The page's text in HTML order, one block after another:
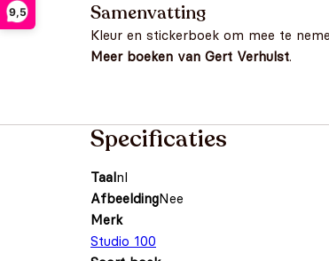
9,5 Samenvatting
Kleur en stickerboek om mee te
Meer boeken van Gert Verhulst.
Specificaties
Taalnl
AfbeeldingNee
Merk
Studio 100